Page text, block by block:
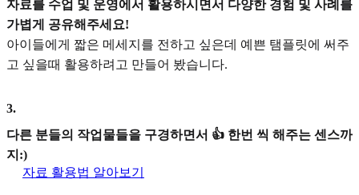
자료를 수업 및 운영에서 활용하시면서 다양한 경험 및 사례를
가볍게 공유해주세요!
아이들에게 짧은 메세지를 전하고 싶은데 예쁜 탬플릿에 써주
고 싶을때 활용하려고 만들어 봤습니다.
3.
다른 분들의 작업물들을 구경하면서 👍 한번 씩 해주는 센스까
지:)
자료 활용법 알아보기